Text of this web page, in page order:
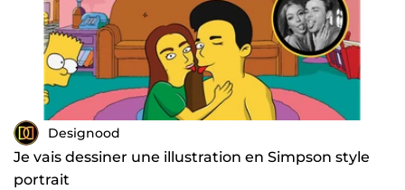
Designood
Je vais dessiner une illustration en Simpson style
portrait